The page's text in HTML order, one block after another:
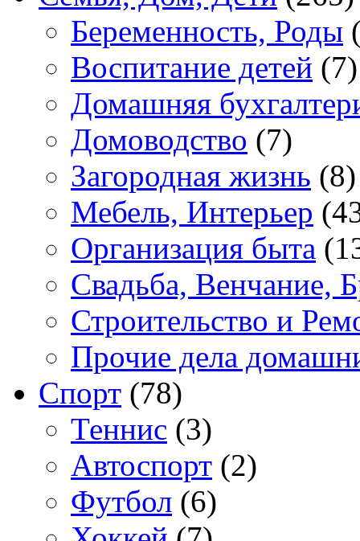
Беременность, Роды
Воспитание детей (7)
Домашняя
Домоводство (7)
Загородная жизнь (8)
Мебель, Интерьер
Организация быта
Свадьба, Венчание,
Строительство и
Прочие дела
Спорт (78)
Теннис (3)
Автоспорт (2)
Футбол (6)